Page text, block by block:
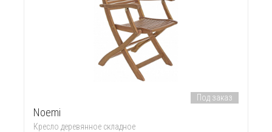
Noemi
Кресло деревянное складное
Под заказ